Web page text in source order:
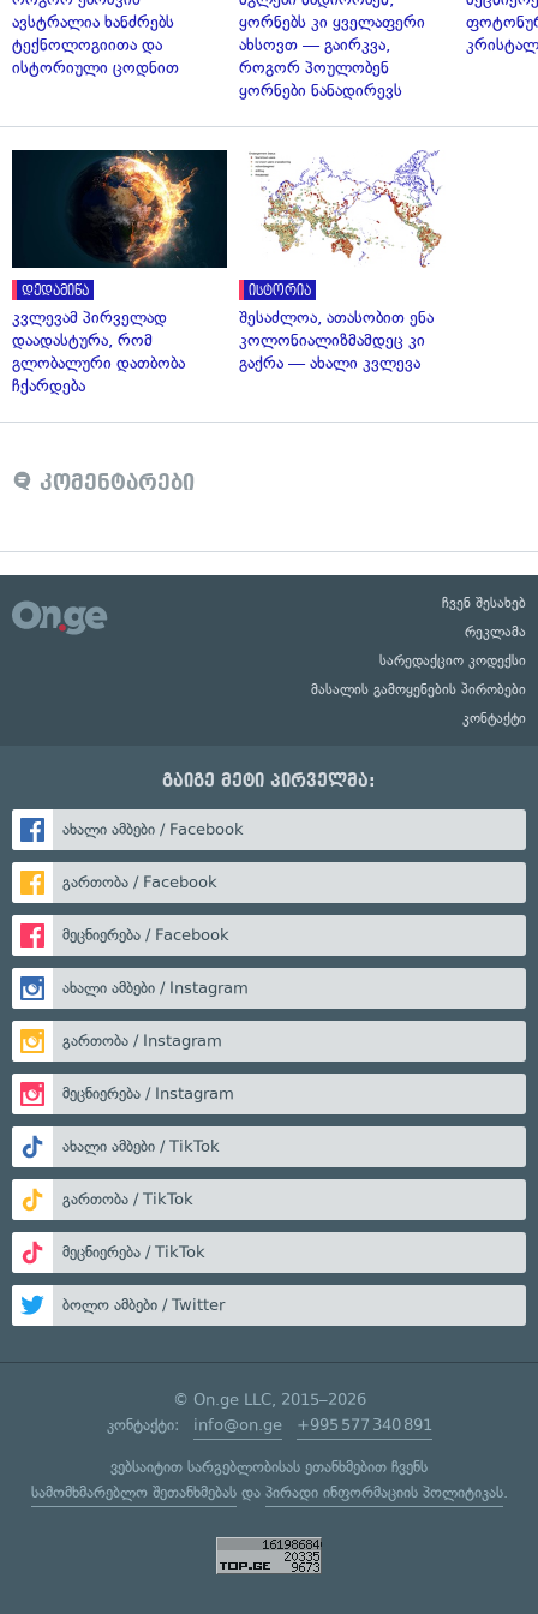
ავსტრალია ხანძრებს
ტექნოლოგიითა და
ისტორიული ცოდნით
ყორნებს კი ყველაფერი
ახსოვთ — გაირკვა,
როგორ პოულობენ
ყორნები ნანადირევს
დედამიწა
კვლევამ პირველად
დაადასტურა, რომ
გლობალური დათბობა
ჩქარდება
ისტორია
შესაძლოა, ათასობით ენა
კოლონიალიზმამდეც კი
გაქრა — ახალი კვლევა
კომენტარები
ჩვენ შესახებ
რეკლამა
სარედაქციო კოდექსი
მასალის გამოყენების პირობები
კონტაქტი
გაიგე მეტი პირველმა:
ახალი ამბები / Facebook
გართობა / Facebook
მეცნიერება / Facebook
ახალი ამბები / Instagram
გართობა / Instagram
მეცნიერება / Instagram
ახალი ამბები / TikTok
გართობა / TikTok
მეცნიერება / TikTok
ბოლო ამბები / Twitter
© On.ge LLC, 2015–2026
კონტაქტი: info@on.ge +995 577 340 891
ვებსაიტით სარგებლობისას ეთანხმებით ჩვენს
სამომხმარებლო შეთანხმებასდა პირადი ინფორმაციის პოლიტიკას.